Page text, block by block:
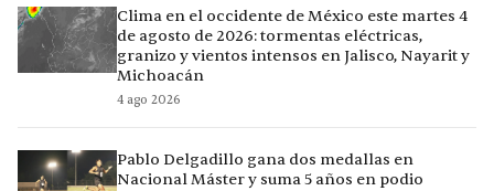
Clima en el occidente de México este martes 4
de agosto de 2026: tormentas eléctricas,
granizo y vientos intensos en Jalisco, Nayarit y
Michoacán
4 ago 2026
Pablo Delgadillo gana dos medallas en
Nacional Máster y suma 5 años en podio